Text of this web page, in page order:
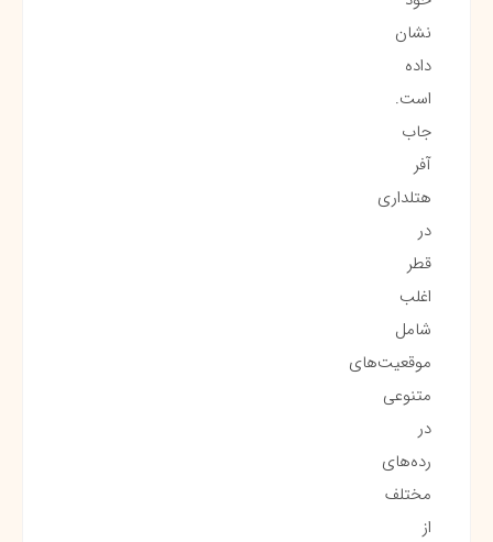
نشان
داده
است.
جاب
آفر
هتلداری
در
قطر
اغلب
شامل
موقعیت‌های
متنوعی
در
رده‌های
مختلف
از